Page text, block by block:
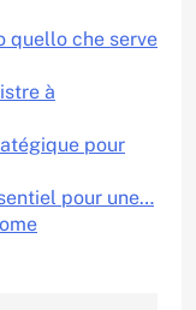
quello che serve
à
pour
pour une…